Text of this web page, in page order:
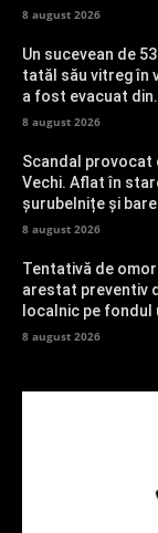
8 august 2026
Un sucevean de
tatăl său vitreg în
a fost evacuat
8 august 2026
Scandal provocat
Vechi. Aflat în
șurubelnițe și
8 august 2026
Tentativă de
arestat preventiv
localnic pe
8 august 2026